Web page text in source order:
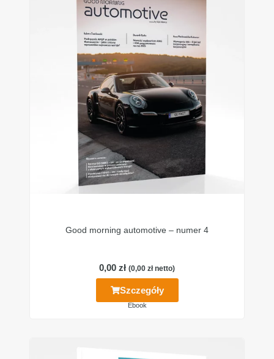
Good morning automotive – numer 4
0,00 zł (0,00 złnetto)
Szczegóły
Ebook